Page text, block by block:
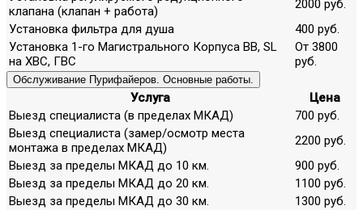
клапана (клапан + работа)
2000 руб.
Установка фильтра для душа
400 руб.
Установка 1-го Магистрального Корпуса ВВ, SL
на ХВС, ГВС
От 3800
руб.
Обслуживание Пурифайеров. Основные работы.
Услуга
Цена
Выезд специалиста (в пределах МКАД)
700 руб.
Выезд специалиста (замер/осмотр места
монтажа в пределах МКАД)
2200 руб.
Выезд за пределы МКАД до 10 км.
900 руб.
Выезд за пределы МКАД до 20 км.
1100 руб.
Выезд за пределы МКАД до 30 км.
1300 руб.